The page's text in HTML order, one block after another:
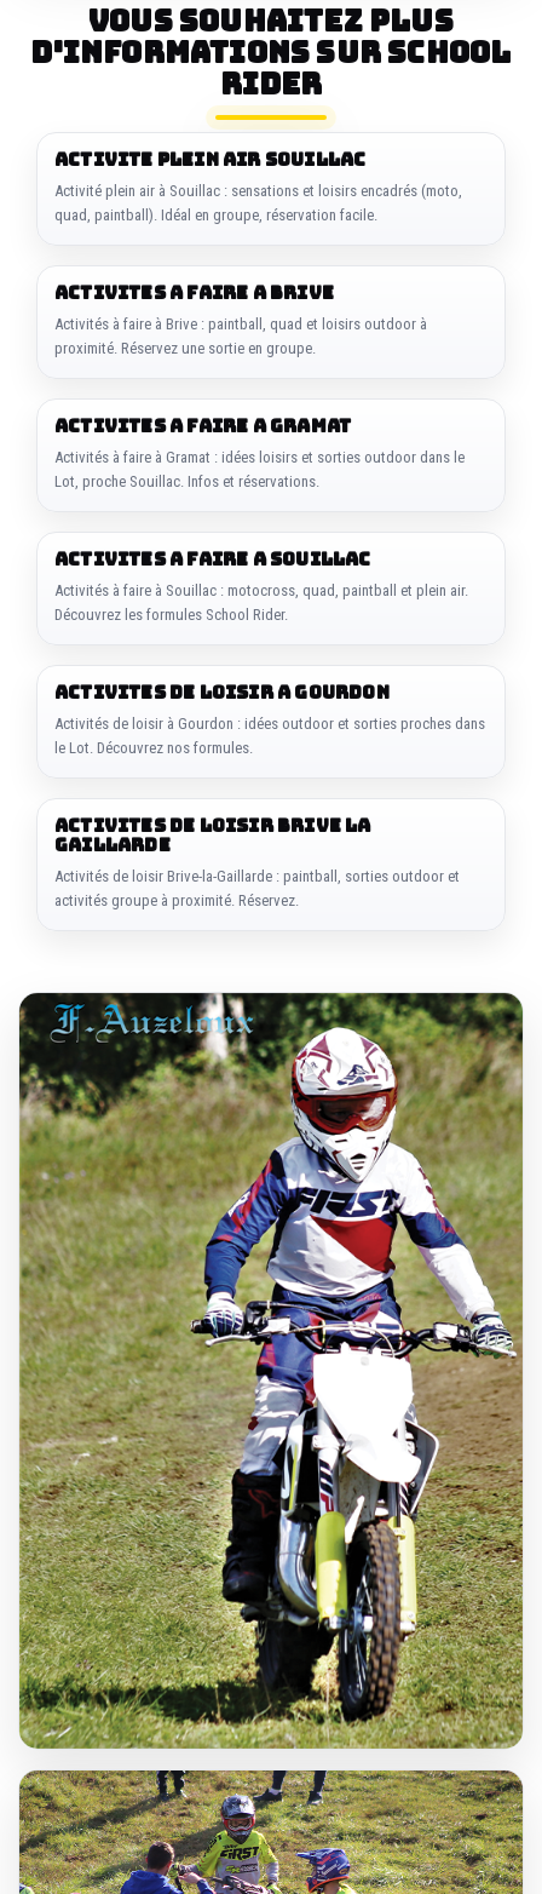
Vous souhaitez plus
d'informations sur SCHOOL
RIDER
ACTIVITE PLEIN AIR SOUILLAC
Activité plein air à Souillac : sensations et loisirs encadrés (moto,
quad, paintball). Idéal en groupe, réservation facile.
ACTIVITES A FAIRE A BRIVE
Activités à faire à Brive : paintball, quad et loisirs outdoor à
proximité. Réservez une sortie en groupe.
ACTIVITES A FAIRE A GRAMAT
Activités à faire à Gramat : idées loisirs et sorties outdoor dans le
Lot, proche Souillac. Infos et réservations.
ACTIVITES A FAIRE A SOUILLAC
Activités à faire à Souillac : motocross, quad, paintball et plein air.
Découvrez les formules School Rider.
ACTIVITES DE LOISIR A GOURDON
Activités de loisir à Gourdon : idées outdoor et sorties proches dans
le Lot. Découvrez nos formules.
ACTIVITES DE LOISIR BRIVE LA
GAILLARDE
Activités de loisir Brive-la-Gaillarde : paintball, sorties outdoor et
activités groupe à proximité. Réservez.